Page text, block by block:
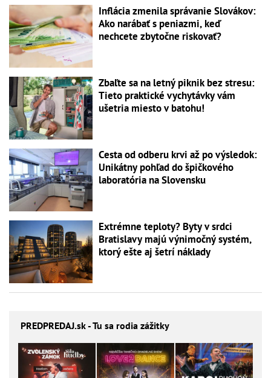
Inflácia zmenila správanie Slovákov:
Ako narábať s peniazmi, keď
nechcete zbytočne riskovať?
Zbaľte sa na letný piknik bez stresu:
Tieto praktické vychytávky vám
ušetria miesto v batohu!
Cesta od odberu krvi až po výsledok:
Unikátny pohľad do špičkového
laboratória na Slovensku
Extrémne teploty? Byty v srdci
Bratislavy majú výnimočný systém,
ktorý ešte aj šetrí náklady
PREDPREDAJ.sk - Tu sa rodia zážitky